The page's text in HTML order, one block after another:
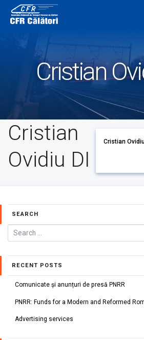
content
Cristian
Cristian
Ovidiu DI
Cristian
SEARCH
RECENT POSTS
Comunicate și anunțuri de presă PNRR
PNRR: Funds for a Modern and Reformed
Advertising services